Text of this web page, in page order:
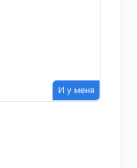
И у меня